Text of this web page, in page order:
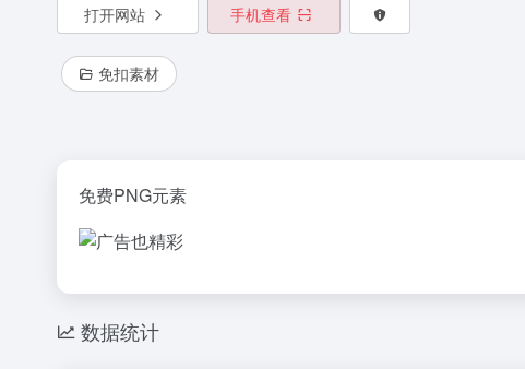
打开网站 手机查看
免扣素材
免费PNG元素
数据统计